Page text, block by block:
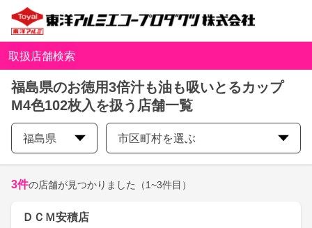
取扱店舗検索
福島県のお徳用3倍汁も油も吸いとるカップ
M4色102枚入を扱う店舗一覧
福島県 市区町村を選ぶ
3件の店舗が見つかりました （1~3件目）
ＤＣＭ安積店